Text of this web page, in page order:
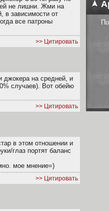
ей не лишни. Жми на
в зависимости от
все патроны
>> Цитировать
джокера на средней, и
случаев). Вот обейю
>> Цитировать
в этом отношении и
глаз портят баланс
мое мнение=)
>> Цитировать